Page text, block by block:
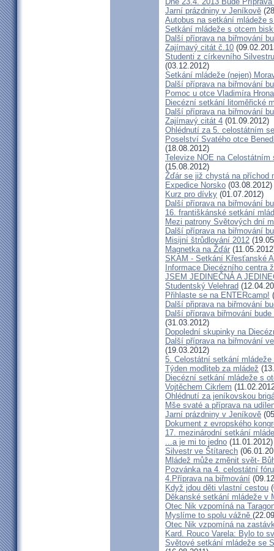
Jarní prázdniny v Jeníkově
Autobus na setkání mládeže
Setkání mládeže s otcem
Další příprava na biřmování
Zajímavý citát č.10
Studenti z církevního
(03.12.2012)
Setkání mládeže (nejen)
Další příprava na biřmování
Pomoc u otce Vladimíra Hrona
Diecézní setkání litoměřické
Další příprava na biřmování
Zajímavý citát 4 (01.09.2012)
Ohlédnutí za 5. celostátním
Poselství Svatého otce
(18.08.2012)
Televize NOE na
(15.08.2012)
Žďár se již chystá na příchod
Expedice Norsko (03.08.2012)
Kurz pro dívky (01.07.2012)
Další příprava na biřmování
16. františkánské setkání
Mezi patrony Světových dní
Další příprava na biřmování
Misijní štrůdlování 2012
Magnetka na Žďár
SKAM - Setkání Křesťanské
Informace Diecézního centra
JSEM JEDINEČNÁ A
Studentský Velehrad
Přihlaste se na ENTERcamp!
Další připrava na biřmování
Další příprava biřmování
(31.03.2012)
Dopolední skupinky na
Další příprava na biřmování
(19.03.2012)
5. Celostátní setkání
Týden modliteb za mládež
Diecézní setkání mládeže s
Vojtěchem Cikrlem
Ohlédnutí za jeníkovskou
Mše svaté a příprava na
Jarní prázdniny v Jeníkově
Dokument z evropského
17. mezinárodní setkání
...a je mi to jedno (11.01.2012)
Silvestr ve Štítarech
Mládež může změnit svět-
Pozvánka na 4. celostátní
4.Příprava na biřmování
Když jdou děti vlastní cestou
Děkanské setkání mládeže v
Otec Nik vzpomíná na
Myslíme to spolu vážně
Otec Nik vzpomíná na
Kard. Rouco Varela: Bylo to
Světové setkání mládeže se